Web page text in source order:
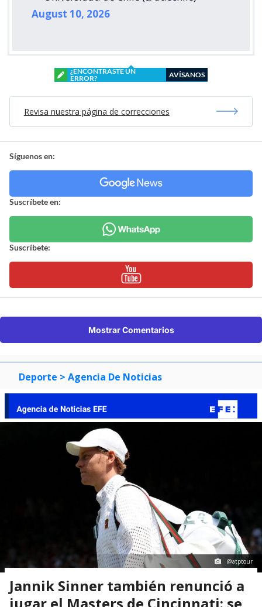
August 10, 2026
¿ENCONTRASTE UN
ERROR?
AVÍSANOS
Revisa nuestra página de correcciones
Síguenos en:
Suscríbete en:
Suscríbete:
Mostrar Comentarios
Deporte > Agencia De Noticias
@atptour
Jannik Sinner también renunció a
jugar el Masters de Cincinnati: se